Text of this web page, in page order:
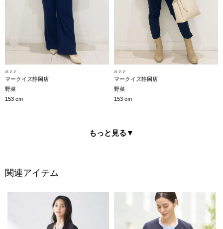
a.v.v
マークイズ静岡店
野菜
153 cm
a.v.v
マークイズ静岡店
野菜
153 cm
もっと見る ▼
関連アイテム